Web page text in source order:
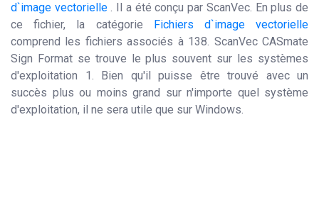
d`image vectorielle. Il a été conçu par ScanVec. En plus de
ce fichier, la catégorie Fichiers d`image vectorielle
comprend les fichiers associés à 138. ScanVec CASmate
Sign Format se trouve le plus souvent sur les systèmes
d'exploitation 1. Bien qu'il puisse être trouvé avec un
succès plus ou moins grand sur n'importe quel système
d'exploitation, il ne sera utile que sur Windows.